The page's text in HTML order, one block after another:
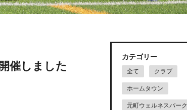
催しました
カテゴリー
全て クラブ
ホームタウン
元町ウェルネスパーク